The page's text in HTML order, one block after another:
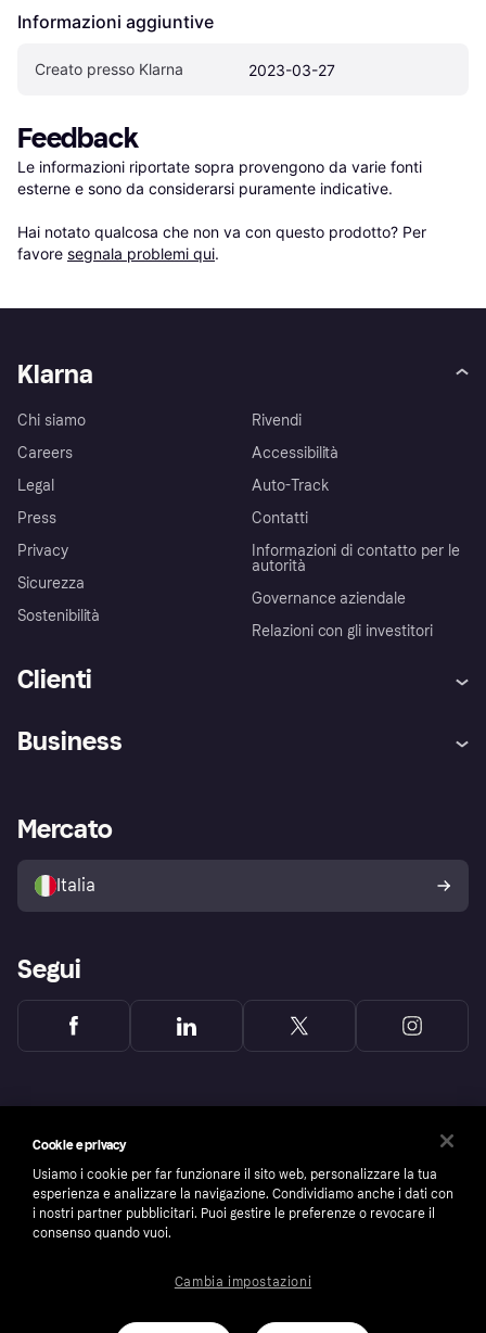
Informazioni aggiuntive
Creato presso Klarna 2023-03-27
Feedback
Le informazioni riportate sopra provengono da varie fonti
esterne e sono da considerarsi puramente indicative.
Hai notato qualcosa che non va con questo prodotto? Per
favore segnala problemi qui.
Klarna
Chi siamo
Careers
Legal
Press
Privacy
Sicurezza
Sostenibilità
Rivendi
Accessibilità
Auto-Track
Contatti
Informazioni di contatto per le
autorità
Governance aziendale
Relazioni con gli investitori
Clienti
Assistenza
Esplora i negozi
Politica di protezione
dell'acquirente Klarna
Business
Accesso aziende
Mercato
Italia
Segui
number: 556737-0431
Cookie e privacy
Usiamo i cookie per far funzionare il sito web, personalizzare la tua
esperienza e analizzare la navigazione. Condividiamo anche i dati con
i nostri partner pubblicitari. Puoi gestire le preferenze o revocare il
consenso quando vuoi.
Cambia impostazioni